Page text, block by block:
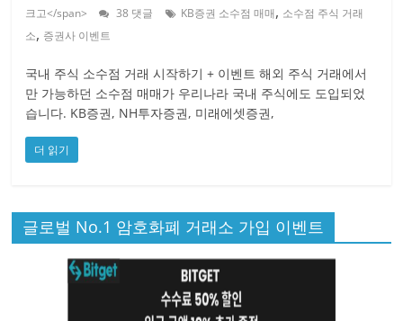
크고</span>
38 댓글 KB증권 소수점 매매, 소수점 주식 거래
소, 증권사 이벤트
국내 주식 소수점 거래 시작하기 + 이벤트 해외 주식 거래에서
만 가능하던 소수점 매매가 우리나라 국내 주식에도 도입되었
습니다. KB증권, NH투자증권, 미래에셋증권,
더 읽기
글로벌 No.1 암호화폐 거래소 가입 이벤트